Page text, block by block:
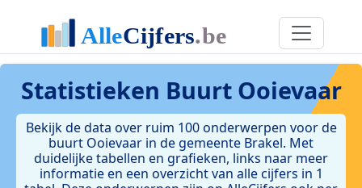
Statistieken Buurt Ooievaar
Bekijk de data over ruim 100 onderwerpen voor de
buurt Ooievaar in de gemeente Brakel. Met
duidelijke tabellen en grafieken, links naar meer
informatie en een overzicht van alle cijfers in 1